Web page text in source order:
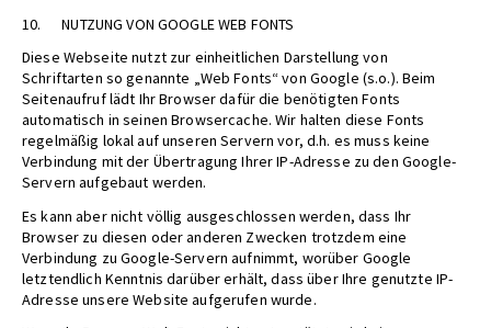
10. NUTZUNG VON GOOGLE WEB FONTS
Diese Webseite nutzt zur einheitlichen Darstellung von
Schriftarten so genannte „Web Fonts“ von Google (s.o.). Beim
Seitenaufruf lädt Ihr Browser dafür die benötigten Fonts
automatisch in seinen Browsercache. Wir halten diese Fonts
regelmäßig lokal auf unseren Servern vor, d.h. es muss keine
Verbindung mit der Übertragung Ihrer IP-Adresse zu den Google-
Servern aufgebaut werden.
Es kann aber nicht völlig ausgeschlossen werden, dass Ihr
Browser zu diesen oder anderen Zwecken trotzdem eine
Verbindung zu Google-Servern aufnimmt, worüber Google
letztendlich Kenntnis darüber erhält, dass über Ihre genutzte IP-
Adresse unsere Website aufgerufen wurde.